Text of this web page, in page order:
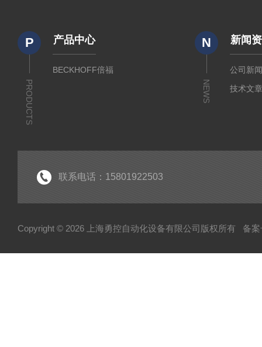
P
PRODUCTS
产品中心
BECKHOFF倍福
N
NEWS
新闻
公司新
技术文
联系电话：15801922503
Copyright © 2026 上海勇控自动化设备有限公司版权所有 备案